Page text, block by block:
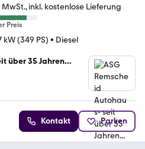
MwSt. inkl. kostenlose Lieferung
Preis
kW (349 PS) • Diesel
über 35 Jahren...
Kontakt Parken